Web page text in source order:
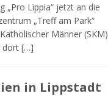
„Pro Lippia“ jetzt an die
„Treff am Park“
Männer (SKM)
dort […]
in Lippstadt